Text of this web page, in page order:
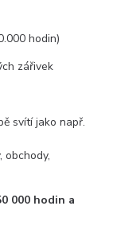
hodin)
zářivek
svítí jako např.
obchody,
000 hodin a